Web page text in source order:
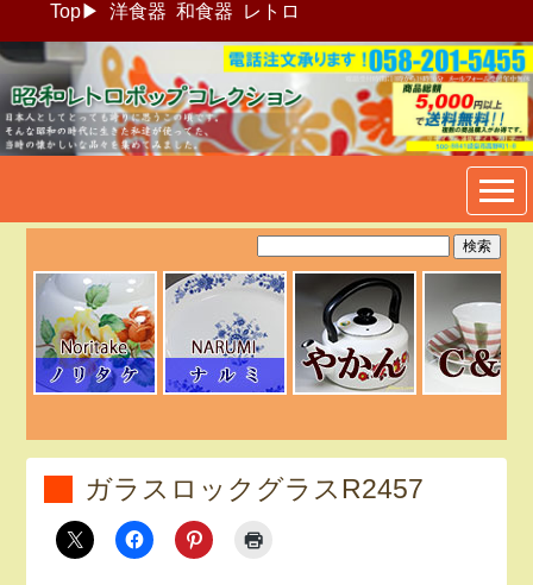
Top▶ 洋食器 和食器 レトロ
昭和レトロポップ食器生活雑
貨通販＠フリマート
ガラスロックグラスR2457